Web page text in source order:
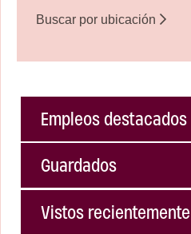
Buscar por ubicación
Empleos destacados
Guardados
Vistos recientemente